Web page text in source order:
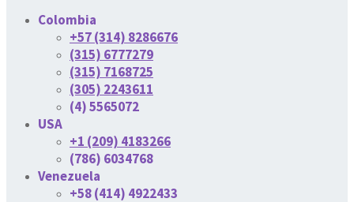
Colombia
+57 (314) 8286676
(315) 6777279
(315) 7168725
(305) 2243611
(4) 5565072
USA
+1 (209) 4183266
(786) 6034768
Venezuela
+58 (414) 4922433